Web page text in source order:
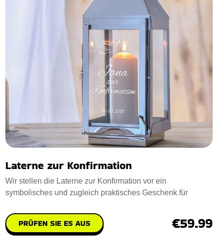
Laterne zur Konfirmation
Wir stellen die Laterne zur Konfirmation vor ein
symbolisches und zugleich praktisches Geschenk für
PRÜFEN SIE ES AUS €59.99